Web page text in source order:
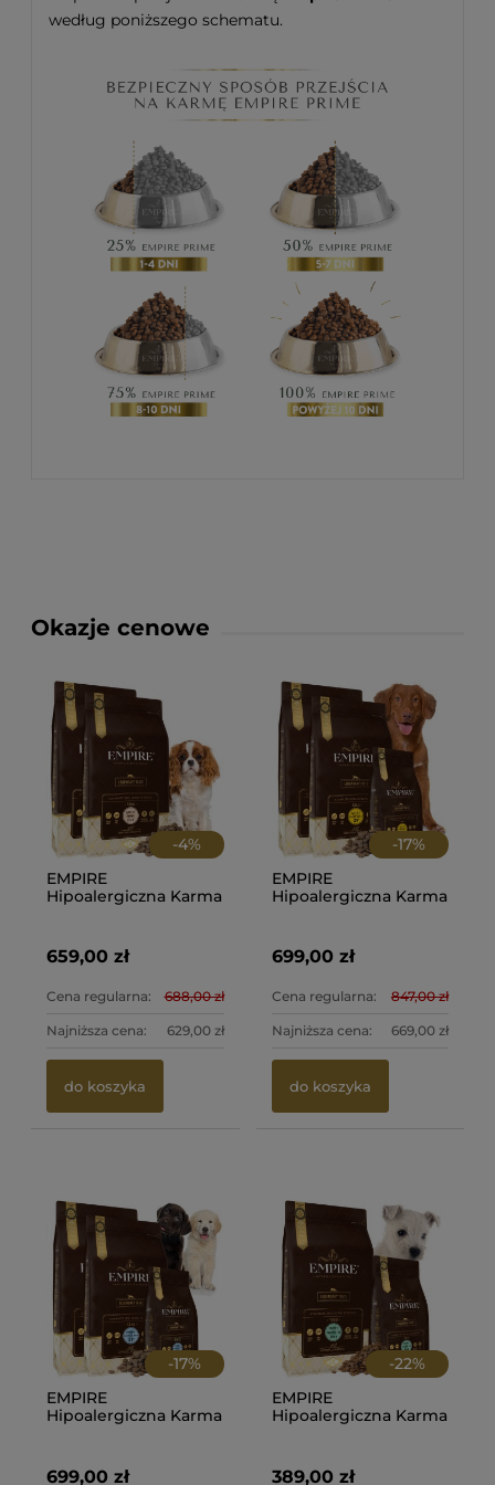
według poniższego schematu.
Okazje cenowe
-4%
EMPIRE
Hipoalergiczna Karma
PROMO PAKIET
659,00 zł
Cena regularna: 688,00 zł
Najniższa cena: 629,00 zł
do koszyka
-17%
EMPIRE
Hipoalergiczna Karma
2kg PROMO PAKIET!
699,00 zł
Cena regularna: 847,00 zł
Najniższa cena: 669,00 zł
do koszyka
-17%
EMPIRE
Hipoalergiczna Karma
labrador Retrievera
699,00 zł
-22%
EMPIRE
Hipoalergiczna Karma
+ 2kg PROMO
389,00 zł